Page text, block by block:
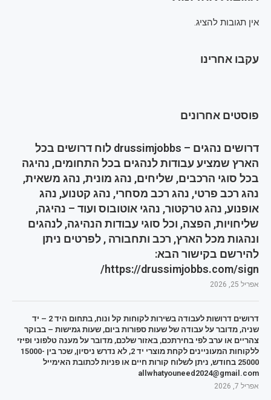
אין תגובות להציג.
עקבו אחרינו
פוסטים אחרונים
דרושים נהגים – drussimjobbs לוח דרושים בכל
הארץ שמציע עבודות לנהגים בכל התחומים, נהיגה
בכל סוגי הרכבים, שליחים, נהג מונית, נהג משאית,
נהג רכב פרטי, נהג רכב מסחרי, נהג קטנוע, נהג
אופנוע, נהג טרקטור, נהגי אוטובוס ועוד – נהיגה,
שליחויות, הפצה, וכל סוגי עבודות הנהיגה, לנהגים
ונהגות מכל הארץ, רכב ותחבורה , לפרטים ניתן
להירשם בקישור הבא:
https://drussimjobbs.com/sign/
אפריל 25, 2026
דרושים דרושות לעבודה בשירות לקוחות קל ונוח, בתחום היד 2 – יד
שניה, מדובר על עבודה של שעות ספורות ביום, שעות גמישות – בבוקר
צהריים או ערב לפי בחירתכם, באזור שלכם, מדובר על מענה טלפוני ופיזי
ללקוחות המעוניינים לקחת מוצרי יד 2, לא נדרש ניסיון, שכר בין 15000-
25000 בחודש, ניתן לשלוח קורות חיים או פניות לכתובת האימייל
allwhatyouneed2024@gmail.com
אפריל 7, 2026